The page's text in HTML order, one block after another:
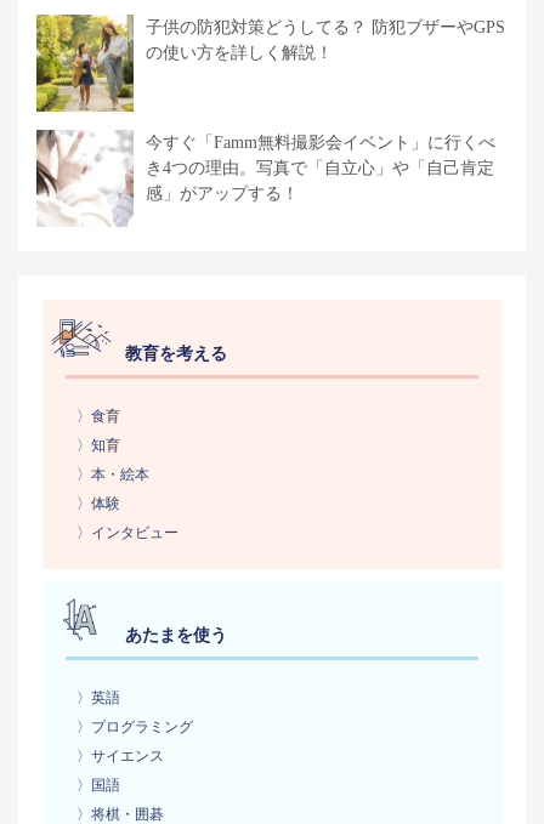
子供の防犯対策どうしてる？ 防犯ブザーやGPS
の使い方を詳しく解説！
今すぐ「Famm無料撮影会イベント」に行くべ
き4つの理由。写真で「自立心」や「自己肯定
感」がアップする！
教育を考える
〉食育
〉知育
〉本・絵本
〉体験
〉インタビュー
あたまを使う
〉英語
〉プログラミング
〉サイエンス
〉国語
〉将棋・囲碁